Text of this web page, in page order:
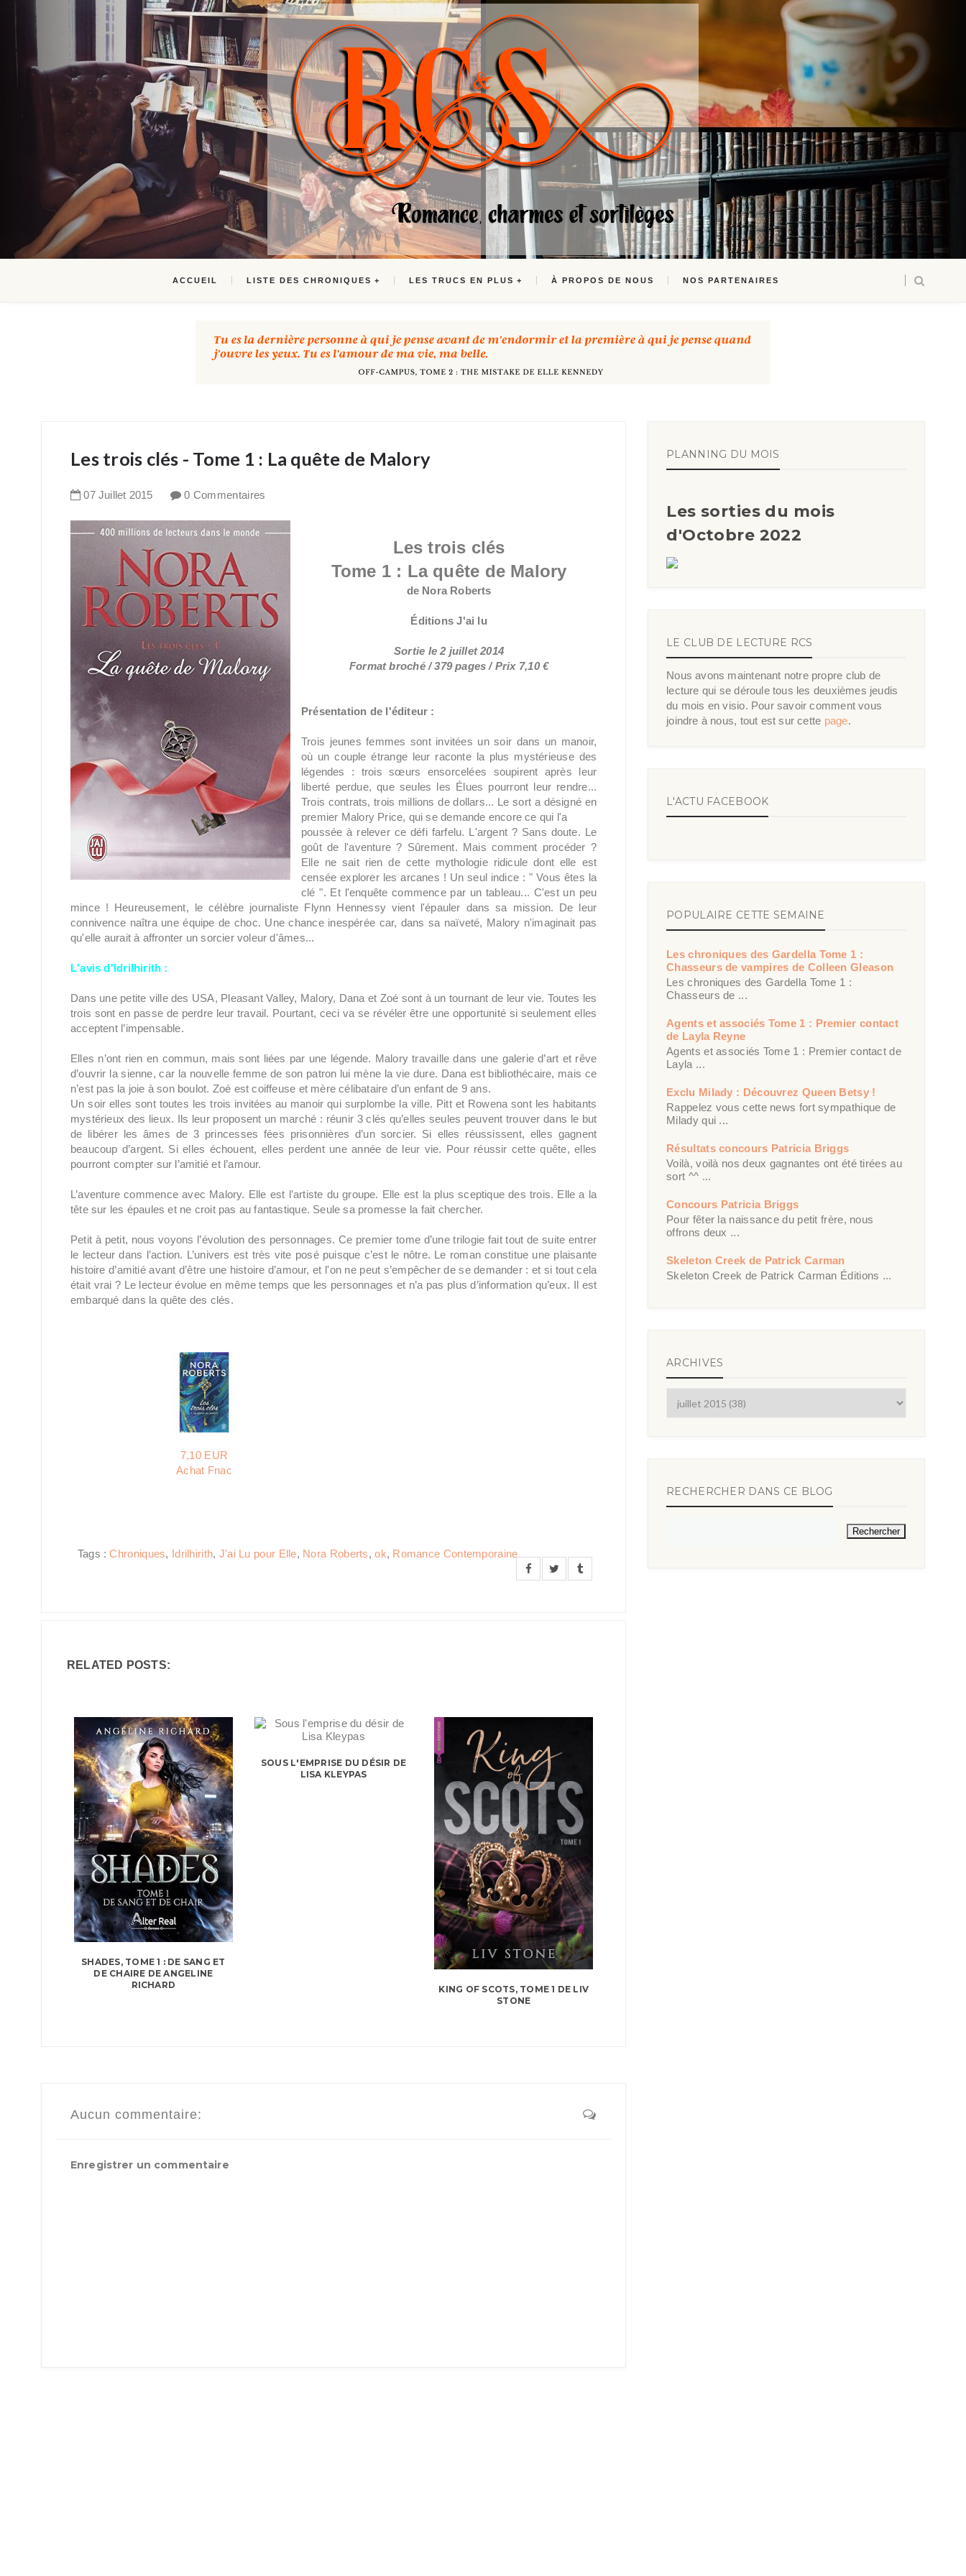
ACCUEIL LISTE DES CHRONIQUES LES TRUCS EN PLUS À PROPOS DE NOUS NOS PARTENAIRES
Les trois clés - Tome 1 : La quête de Malory
07 Juillet 2015 0 Commentaires
Les trois clés
Tome 1 : La quête de Malory
de Nora Roberts
Éditions J'ai lu
Sortie le 2 juillet 2014
Format broché / 379 pages / Prix 7,10 €
Présentation de l'éditeur :
Trois jeunes femmes sont invitées un soir dans un manoir,
où un couple étrange leur raconte la plus mystérieuse des
légendes : trois sœurs ensorcelées soupirent après leur
liberté perdue, que seules les Élues pourront leur rendre...
Trois contrats, trois millions de dollars... Le sort a désigné en
premier Malory Price, qui se demande encore ce qui l'a
poussée à relever ce défi farfelu. L'argent ? Sans doute. Le
goût de l'aventure ? Sûrement. Mais comment procéder ?
Elle ne sait rien de cette mythologie ridicule dont elle est
censée explorer les arcanes ! Un seul indice : " Vous êtes la
clé ". Et l'enquête commence par un tableau... C'est un peu
mince ! Heureusement, le célèbre journaliste Flynn Hennessy vient l'épauler dans sa mission. De leur
connivence naîtra une équipe de choc. Une chance inespérée car, dans sa naïveté, Malory n'imaginait pas
qu'elle aurait à affronter un sorcier voleur d'âmes...
L'avis d'Idrilhirith :
Dans une petite ville des USA, Pleasant Valley, Malory, Dana et Zoé sont à un tournant de leur vie. Toutes les
trois sont en passe de perdre leur travail. Pourtant, ceci va se révéler être une opportunité si seulement elles
acceptent l’impensable.
Elles n’ont rien en commun, mais sont liées par une légende. Malory travaille dans une galerie d’art et rêve
d’ouvrir la sienne, car la nouvelle femme de son patron lui mène la vie dure. Dana est bibliothécaire, mais ce
n’est pas la joie à son boulot. Zoé est coiffeuse et mère célibataire d’un enfant de 9 ans.
Un soir elles sont toutes les trois invitées au manoir qui surplombe la ville. Pitt et Rowena sont les habitants
mystérieux des lieux. Ils leur proposent un marché : réunir 3 clés qu’elles seules peuvent trouver dans le but
de libérer les âmes de 3 princesses fées prisonnières d’un sorcier. Si elles réussissent, elles gagnent
beaucoup d’argent. Si elles échouent, elles perdent une année de leur vie. Pour réussir cette quête, elles
pourront compter sur l’amitié et l’amour.
L’aventure commence avec Malory. Elle est l’artiste du groupe. Elle est la plus sceptique des trois. Elle a la
tête sur les épaules et ne croit pas au fantastique. Seule sa promesse la fait chercher.
Petit à petit, nous voyons l’évolution des personnages. Ce premier tome d’une trilogie fait tout de suite entrer
le lecteur dans l’action. L’univers est très vite posé puisque c’est le nôtre. Le roman constitue une plaisante
histoire d’amitié avant d’être une histoire d’amour, et l'on ne peut s’empêcher de se demander : et si tout cela
était vrai ? Le lecteur évolue en même temps que les personnages et n’a pas plus d’information qu’eux. Il est
embarqué dans la quête des clés.
7,10 EUR
Achat Fnac
Tags :Chroniques, Idrilhirith, J'ai Lu pour Elle, Nora Roberts,ok, Romance Contemporaine
RELATED POSTS:
SHADES, TOME 1 : DE SANG ET
DE CHAIRE DE ANGELINE
RICHARD
SOUS L'EMPRISE DU DÉSIR DE
LISA KLEYPAS
KING OF SCOTS, TOME 1 DE LIV
STONE
Aucun commentaire:
Enregistrer un commentaire
PLANNING DU MOIS
Les sorties du mois
d'Octobre 2022
LE CLUB DE LECTURE RCS
Nous avons maintenant notre propre club de
lecture qui se déroule tous les deuxièmes jeudis
du mois en visio. Pour savoir comment vous
joindre à nous, tout est sur cette page.
L'ACTU FACEBOOK
POPULAIRE CETTE SEMAINE
Les chroniques des Gardella Tome 1 :
Chasseurs de vampires de Colleen Gleason
Les chroniques des Gardella Tome 1 :
Chasseurs de ...
Agents et associés Tome 1 : Premier contact
de Layla Reyne
Agents et associés Tome 1 : Premier contact de
Layla ...
Exclu Milady : Découvrez Queen Betsy !
Rappelez vous cette news fort sympathique de
Milady qui ...
Résultats concours Patricia Briggs
Voilà, voilà nos deux gagnantes ont été tirées au
sort ^^ ...
Concours Patricia Briggs
Pour fêter la naissance du petit frère, nous
offrons deux ...
Skeleton Creek de Patrick Carman
Skeleton Creek de Patrick Carman Éditions ...
ARCHIVES
RECHERCHER DANS CE BLOG